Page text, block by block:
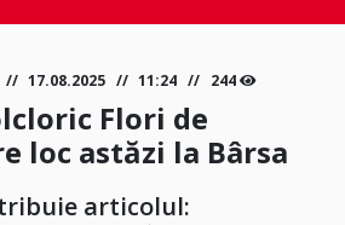
17.08.2025 11:24 244
Flori de
loc astăzi la Bârsa
articolul: